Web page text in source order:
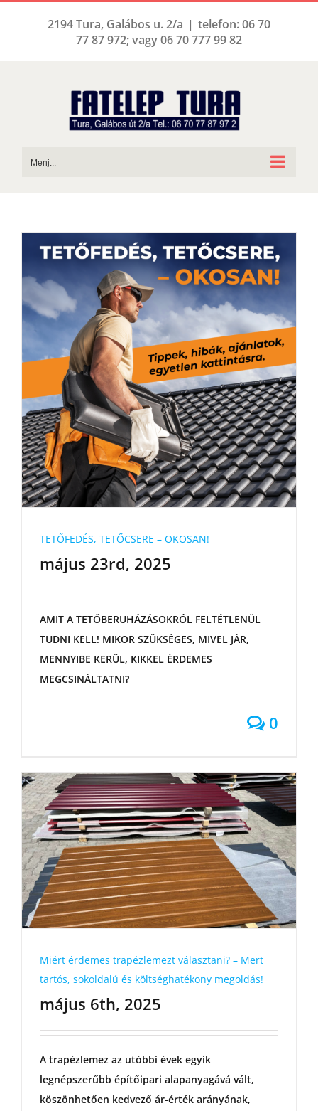
2194 Tura, Galábos u. 2/a | telefon: 06 70
77 87 972; vagy 06 70 777 99 82
Menj...
TETŐFEDÉS, TETŐCSERE – OKOSAN!
május 23rd, 2025
AMIT A TETŐBERUHÁZÁSOKRÓL FELTÉTLENÜL
TUDNI KELL! MIKOR SZÜKSÉGES, MIVEL JÁR,
MENNYIBE KERÜL, KIKKEL ÉRDEMES
MEGCSINÁLTATNI?
0
Miért érdemes trapézlemezt választani? – Mert
tartós, sokoldalú és költséghatékony megoldás!
május 6th, 2025
A trapézlemez az utóbbi évek egyik
legnépszerűbb építőipari alapanyagává vált,
köszönhetően kedvező ár-érték arányának,